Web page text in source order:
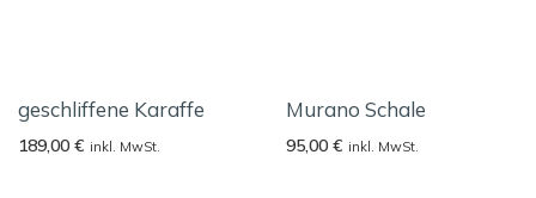
geschliffene Karaffe
189,00 € inkl. MwSt.
Murano Schale
95,00 € inkl. MwSt.